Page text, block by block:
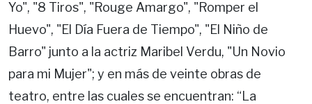
Yo", "8 Tiros", "Rouge Amargo", "Romper el
Huevo", "El Día Fuera de Tiempo", "El Niño de
Barro" junto a la actriz Maribel Verdu, "Un Novio
para mi Mujer"; y en más de veinte obras de
teatro, entre las cuales se encuentran: “La